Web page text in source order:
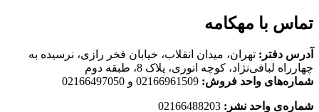
تماس با مهکامه
آدرس دفتر: تهران، میدان انقلاب، خیابان فخر رازی، نرسیده به
چهارراه لبافی‌نژاد، کوچه انوری، پلاک 8، طبقه دوم
شماره‌های واحد فروش: 02166961509 و 02166497050
شماره‌‌ی واحد نشر: